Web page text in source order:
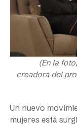
(En la
creadora del
Un nuevo
mujeres está